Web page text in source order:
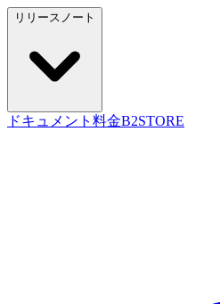
リリースノート
ドキュメント 料金B2STORE